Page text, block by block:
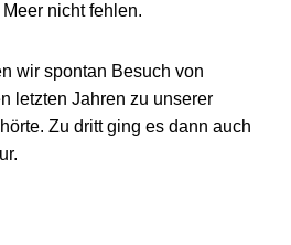
nicht fehlen.
wir spontan Besuch von
letzten Jahren zu unserer
Zu dritt ging es dann auch